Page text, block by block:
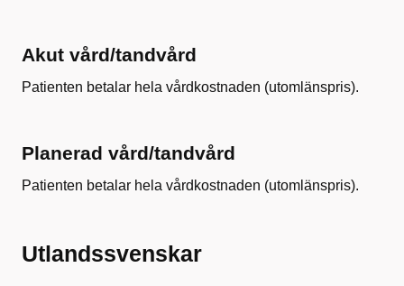
Akut vård/tandvård
Patienten betalar hela vårdkostnaden (utomlänspris).
Planerad vård/tandvård
Patienten betalar hela vårdkostnaden (utomlänspris).
Utlandssvenskar